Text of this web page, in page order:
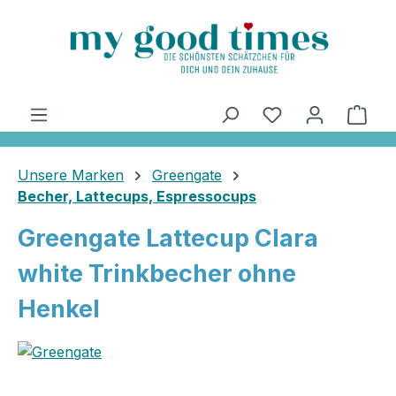
Unsere Marken
Greengate
Becher, Lattecups, Espressocups
Greengate Lattecup Clara
white Trinkbecher ohne
Henkel